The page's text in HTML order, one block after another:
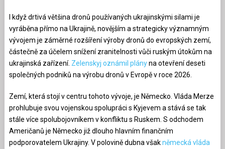
I když drtivá většina dronů používaných ukrajinskými silami je
vyráběna přímo na Ukrajině, novějším a strategicky významným
vývojem je záměrné rozšíření výroby dronů do evropských zemí,
částečně za účelem snížení zranitelnosti vůči ruským útokům na
ukrajinská zařízení. Zelenskyj oznámil plányna otevření deseti
společných podniků na výrobu dronů v Evropě v roce 2026.
Zemí, která stojí v centru tohoto vývoje, je Německo. Vláda Merze
prohlubuje svou vojenskou spolupráci s Kyjevem a stává se tak
stále více spolubojovníkem v konfliktu s Ruskem. S odchodem
Američanů je Německo již dlouho hlavním finančním
podporovatelem Ukrajiny. V polovině dubna všakněmecká vláda